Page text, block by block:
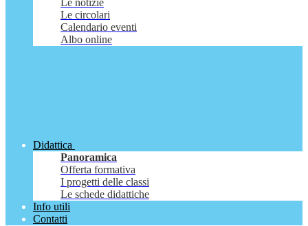
Le notizie
Le circolari
Calendario eventi
Albo online
Didattica
Panoramica
Offerta formativa
I progetti delle classi
Le schede didattiche
Info utili
Contatti